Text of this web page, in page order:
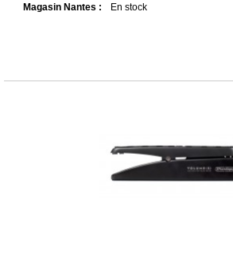
Magasin Nantes :
En stock